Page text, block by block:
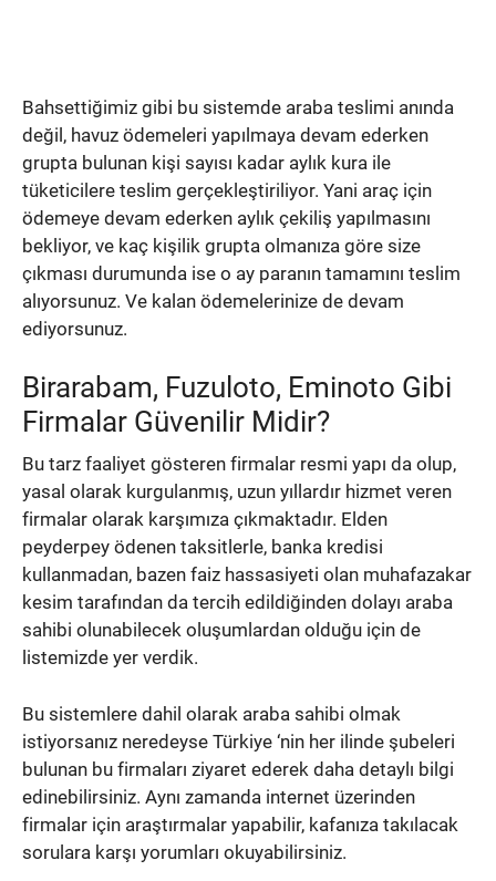
Bahsettiğimiz gibi bu sistemde araba teslimi anında
değil, havuz ödemeleri yapılmaya devam ederken
grupta bulunan kişi sayısı kadar aylık kura ile
tüketicilere teslim gerçekleştiriliyor. Yani araç için
ödemeye devam ederken aylık çekiliş yapılmasını
bekliyor, ve kaç kişilik grupta olmanıza göre size
çıkması durumunda ise o ay paranın tamamını teslim
alıyorsunuz. Ve kalan ödemelerinize de devam
ediyorsunuz.
Birarabam, Fuzuloto, Eminoto Gibi
Firmalar Güvenilir Midir?
Bu tarz faaliyet gösteren firmalar resmi yapı da olup,
yasal olarak kurgulanmış, uzun yıllardır hizmet veren
firmalar olarak karşımıza çıkmaktadır. Elden
peyderpey ödenen taksitlerle, banka kredisi
kullanmadan, bazen faiz hassasiyeti olan muhafazakar
kesim tarafından da tercih edildiğinden dolayı araba
sahibi olunabilecek oluşumlardan olduğu için de
listemizde yer verdik.
Bu sistemlere dahil olarak araba sahibi olmak
istiyorsanız neredeyse Türkiye ‘nin her ilinde şubeleri
bulunan bu firmaları ziyaret ederek daha detaylı bilgi
edinebilirsiniz. Aynı zamanda internet üzerinden
firmalar için araştırmalar yapabilir, kafanıza takılacak
sorulara karşı yorumları okuyabilirsiniz.